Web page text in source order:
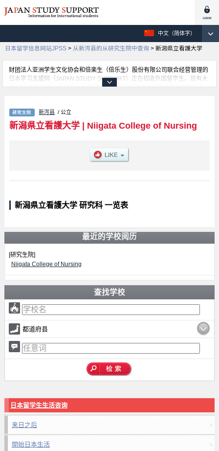
中文（简体字）
日本留学信息网站JPSS > 从新泻县的从研究生院中查询 > 新潟県立看護大学
财团法人亚洲学生文化协会和倍楽生（倍乐生）股份有限公司联合经营管理的
日本学习支援网（JAPAN STUDY SUPPORT）正在招收外国留学生。现有大
约1300个学校的大学学部、大学院、短大、专门学校的招生信息正登载于此
招收名额、合格人数等考试信息，以及设施介绍、联系方式等外国留学生必要
的信息都登载于此，请务必查阅和利用此网。
新泻县 / 公立
新潟県立看護大学| Niigata College of Nursing
新潟県立看護大学 研究科 一览表
最近的学校阅历
[研究生院]
Niigata College of Nursing
查找学校
都道府县
日本留学生生活咨询
来日之后
開始日本生活